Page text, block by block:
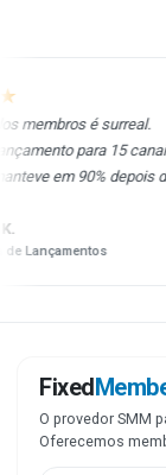
é surreal.
para 15 canais e
em 90% depois de
Fixed
O provedor SMM
Oferecemos